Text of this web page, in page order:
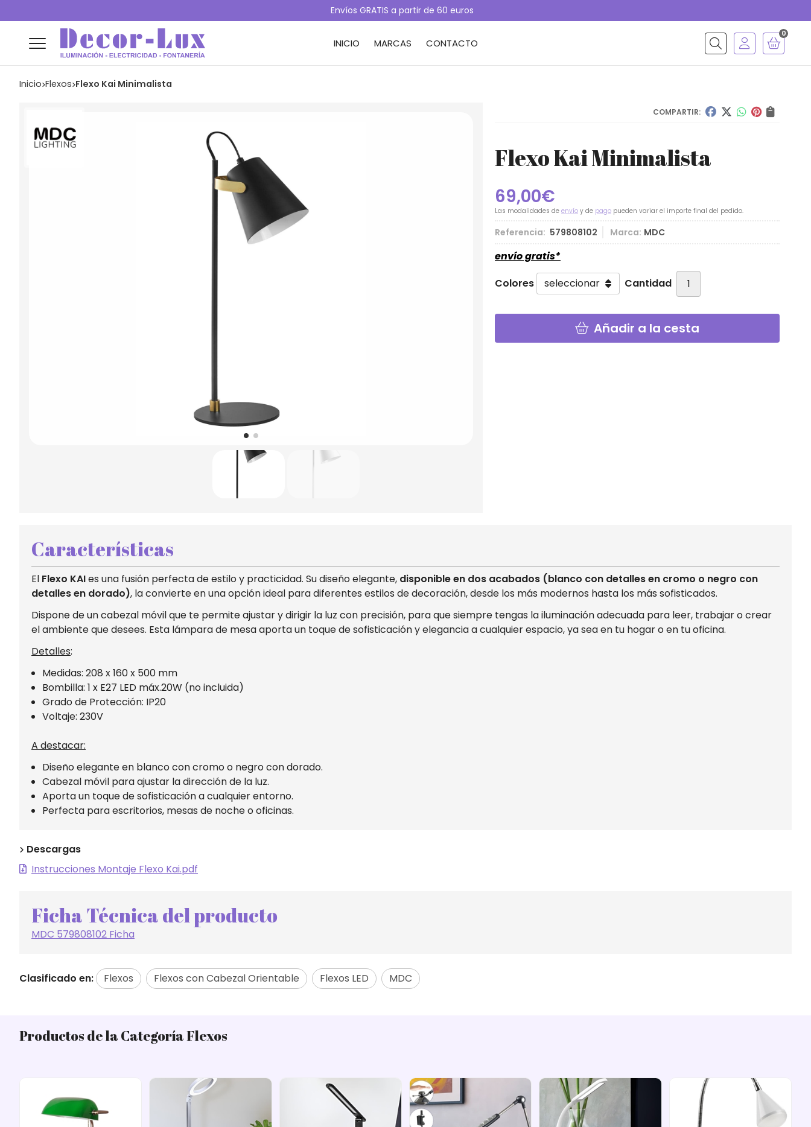
Envíos GRATIS a partir de 60 euros
INICIO MARCAS CONTACTO Buscar
0
Inicio flexos Flexo Kai Minimalista
COMPARTIR:
Flexo Kai Minimalista
69,00€
Las modalidades de envío y de pago pueden variar el importe final del pedido.
Referencia: 579808102 Marca: MDC
envío gratis*
Colores
Cantidad
Añadir a la cesta
Características
El Flexo KAIes una fusión perfecta de estilo y practicidad. Su diseño elegante, disponible en dos acabados (blanco con detalles en cromo o negro con
detalles en dorado), la convierte en una opción ideal para diferentes estilos de decoración, desde los más modernos hasta los más sofisticados.
Dispone de un cabezal móvil que te permite ajustar y dirigir la luz con precisión, para que siempre tengas la iluminación adecuada para leer, trabajar o crear
el ambiente que desees. Esta lámpara de mesa aporta un toque de sofisticación y elegancia a cualquier espacio, ya sea en tu hogar o en tu oficina.
Detalles:
Medidas: 208 x 160 x 500 mm
Bombilla: 1 x E27 LED máx.20W (no incluida)
Grado de Protección: IP20
Voltaje: 230V
A destacar:
Diseño elegante en blanco con cromo o negro con dorado.
Cabezal móvil para ajustar la dirección de la luz.
Aporta un toque de sofisticación a cualquier entorno.
Perfecta para escritorios, mesas de noche o oficinas.
Descargas
Instrucciones Montaje Flexo Kai.pdf
Ficha Técnica del producto
MDC 579808102 Ficha
Clasificado en: Flexos Flexos con Cabezal Orientable Flexos LED MDC
Productos de la Categoría Flexos